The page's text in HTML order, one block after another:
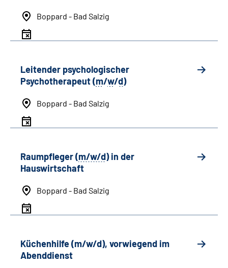
Boppard - Bad Salzig
Leitender psychologischer
Psychotherapeut (m/w/d)
Boppard - Bad Salzig
Raumpfleger (m/w/d) in der
Hauswirtschaft
Boppard - Bad Salzig
Küchenhilfe (m/w/d), vorwiegend im
Abenddienst